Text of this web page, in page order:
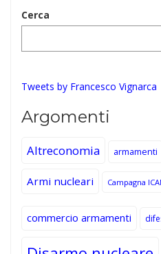
Cerca
Tweets by Francesco Vignarca
Argomenti
Altreconomia armamenti
Armi nucleari Campagna
commercio armamenti